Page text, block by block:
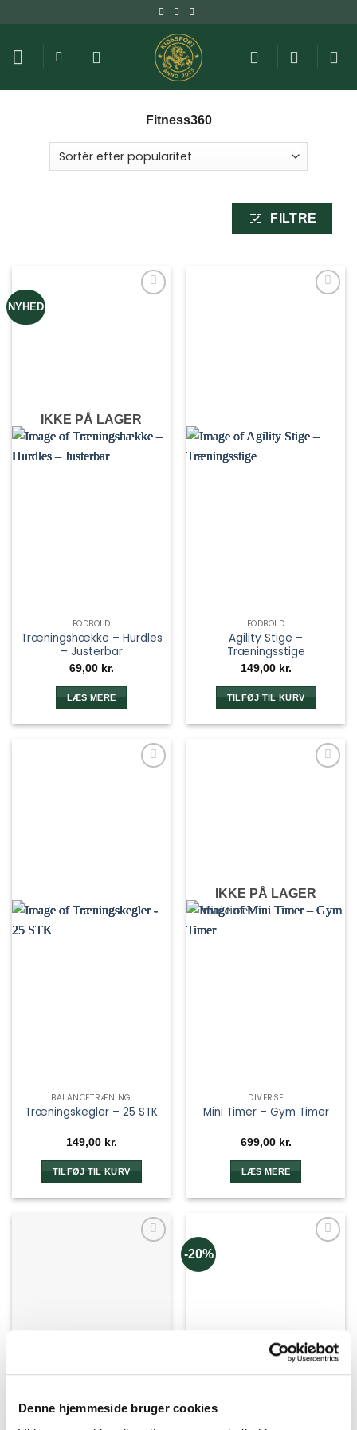
Denne hjemmeside bruger cookies
til
indhold
Fitness360
FILTRE
NYHED
IKKE PÅ LAGER
FODBOLD
Træningshække – Hurdles
– Justerbar
69,00 kr.
LÆS MERE
FODBOLD
Agility Stige –
Træningsstige
149,00 kr.
TILFØJ TIL KURV
BALANCETRÆNING
Træningskegler – 25 STK
149,00 kr.
TILFØJ TIL KURV
IKKE PÅ LAGER
DIVERSE
Mini Timer – Gym Timer
699,00 kr.
LÆS MERE
MASSAGE/RECOVERY
Lacrosse Bold –
-20%